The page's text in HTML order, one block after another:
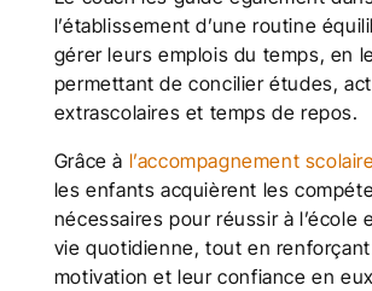
l’établissement d’une routine
gérer leurs emplois du temps, en
permettant de concilier études,
extrascolaires et temps de repos.
Grâce à l’accompagnement
les enfants acquièrent les
nécessaires pour réussir à l’école
vie quotidienne, tout en
motivation et leur confiance en